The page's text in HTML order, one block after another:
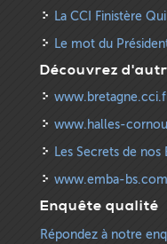
La CCI Finistère
Le mot du
Découvrez
www.halles-
Les Secrets de nos
www.emba-bs.com
Enquête qualité
Répondez à notre